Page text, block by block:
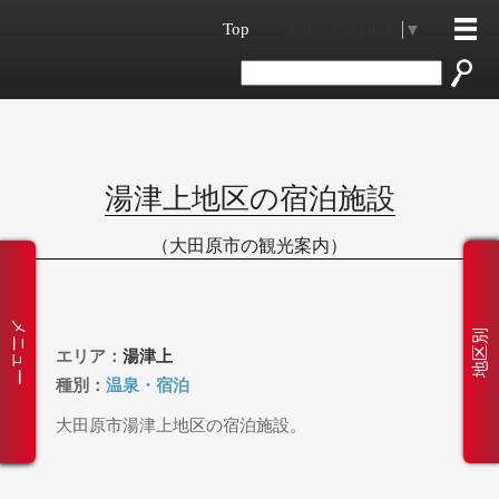
Top ▼
メニュー 地区別
湯津上地区の宿泊施設
（大田原市の観光案内）
エリア： 湯津上
種別： 温泉・宿泊
大田原市湯津上地区の宿泊施設。